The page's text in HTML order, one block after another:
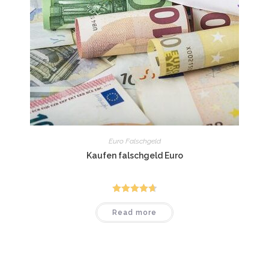
Euro Falschgeld
Kaufen falschgeld Euro
Rated4.75
out of 5
Read more